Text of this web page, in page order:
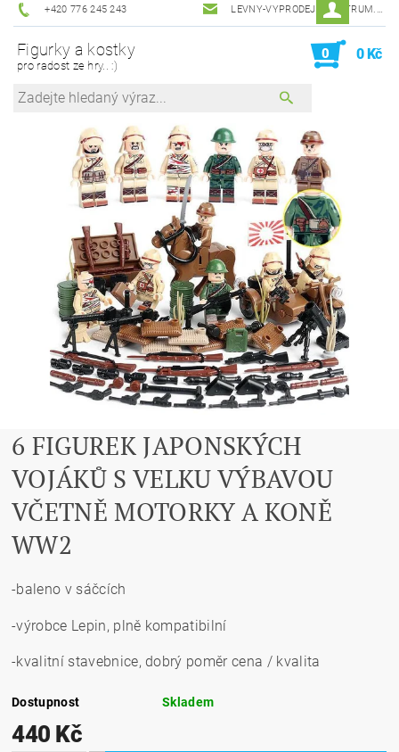
+420 776 245 243 LEVNY-VYPRODEJ@CENTRUM.CZ
Figurky a kostky
pro radost ze hry.. :)
0 0 Kč
6 FIGUREK JAPONSKÝCH
VOJÁKŮ S VELKU VÝBAVOU
VČETNĚ MOTORKY A KONĚ
WW2
-baleno v sáčcích
-výrobce Lepin, plně kompatibilní
-kvalitní stavebnice, dobrý poměr cena / kvalita
Dostupnost Skladem
440 Kč